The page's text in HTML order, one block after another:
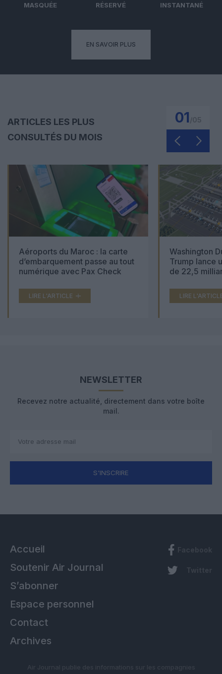
MASQUÉE
RÉSERVÉ
INSTANTANÉ
EN SAVOIR PLUS
ARTICLES LES PLUS
CONSULTÉS DU MOIS
01
Aéroports du Maroc : la carte
d’embarquement passe au tout
numérique avec Pax Check
LIRE L'ARTICLE
Washington
Trump lance
de 22,5
LIRE
NEWSLETTER
Recevez notre actualité, directement dans votre boîte
mail.
S'INSCRIRE
Accueil
Soutenir Air Journal
S’abonner
Espace personnel
Contact
Archives